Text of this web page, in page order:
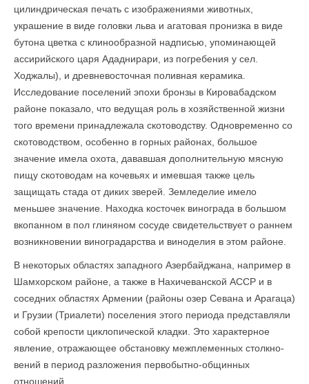
цилиндрическая печать с изображениями животных,
украшение в виде головки льва и агатовая пронизка в виде
бутона цветка с клинообразной надписью, упоминающей
ассирийского царя Ададнирари, из погребения у сел.
Ходжалы), и древневосточная поливная керамика.
Исследование поселений эпохи бронзы в Кировабадском
районе показало, что ведущая роль в хозяйственной жизни
того времени принадлежала скотоводству. Одновременно со
скотоводством, особенно в горных районах, большое
значение имела охота, дававшая дополнительную мясную
пищу ското­водам на кочевьях и имевшая также цель
защищать стада от диких зверей. Земледелие имело
меньшее значение. Находка косточек винограда в большом
вкопанном в пол глиняном сосуде свидетельствует о раннем
возникновении виноградарства и виноделия в этом районе.
В некоторых областях западного Азербайджана, например в
Шамхорском районе, а также в Нахичеванской АССР и в
соседних областях Армении (районы озер Севана и Арагаца)
и Грузии (Триалети) поселения этого периода представляли
собой крепости циклопической кладки. Это характерное
явление, отражающее обстановку межплеменных столкно­
вений в период разложения первобытно-общинных
отношений.